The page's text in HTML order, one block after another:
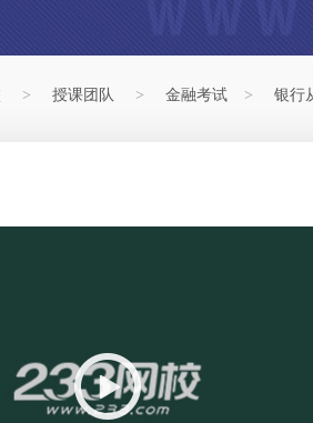
> 授课团队 > 金融考试 > 银行